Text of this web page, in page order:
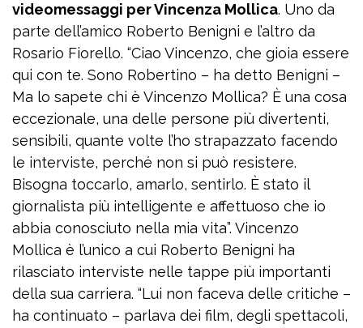
videomessaggi per Vincenza Mollica. Uno da
parte dell’amico Roberto Benigni e l’altro da
Rosario Fiorello. “Ciao Vincenzo, che gioia essere
qui con te. Sono Robertino – ha detto Benigni –
Ma lo sapete chi è Vincenzo Mollica? È una cosa
eccezionale, una delle persone più divertenti,
sensibili, quante volte l’ho strapazzato facendo
le interviste, perché non si può resistere.
Bisogna toccarlo, amarlo, sentirlo. È stato il
giornalista più intelligente e affettuoso che io
abbia conosciuto nella mia vita”. Vincenzo
Mollica è l’unico a cui Roberto Benigni ha
rilasciato interviste nelle tappe più importanti
della sua carriera. “Lui non faceva delle critiche –
ha continuato – parlava dei film, degli spettacoli,